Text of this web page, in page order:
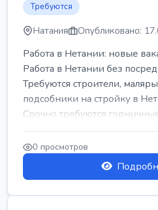
Требуются
Натания Опубликовано:
Работа в Нетании: новые
Работа в Нетании без
Требуются строители,
подсобники на стройку в
Срочно требуются
0 просмотров